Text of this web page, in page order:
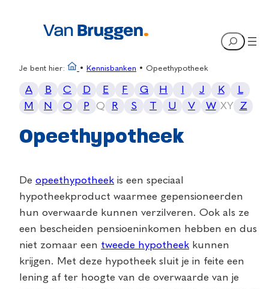
Search
Je bent hier: • Kennisbanken • Opeethypotheek
A B C D E F G H J K
L
M
N O P Q R S T U V W XY Z
Opeethypotheek
De opeethypotheek is een speciaal
hypotheekproduct waarmee gepensioneerden
hun overwaarde kunnen verzilveren. Ook als ze
een bescheiden pensioeninkomen hebben en dus
niet zomaar een tweede hypotheek kunnen
krijgen. Met deze hypotheek sluit je in feite een
lening af ter hoogte van de overwaarde van je